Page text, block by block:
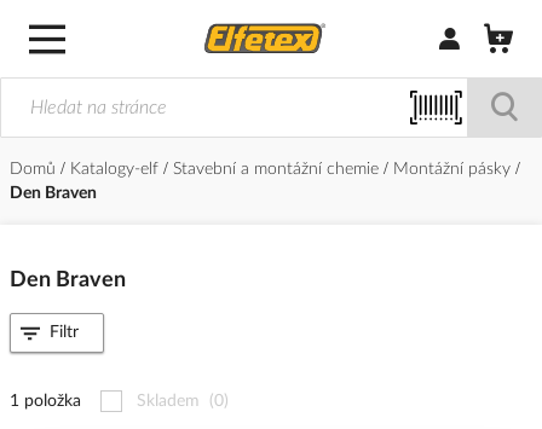
Přihlásit/
Domů Katalogy-elf Stavební a montážní chemie
Montážní pásky
Den Braven
Den Braven
1 položka Skladem (0)
Filtr